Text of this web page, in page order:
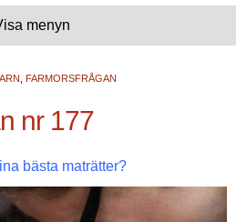
menyn
FARMORSFRÅGAN
nr 177
bästa maträtter?